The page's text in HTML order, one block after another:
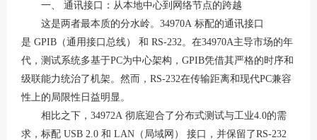
一、
通讯接口：从本地中心到网络节点的跨越
这是两者最本质的分水岭。 34970A 标配的通讯接口
是 GPIB（通用接口总线） 和 RS-232。在34970A主导市场的年
代，测试系统多基于PC为中心架构，GPIB凭借其严格的时序和
级联能力统治了机架。然而，RS-232在传输距离和现代PC兼容
性上的局限性日益明显。
相比之下， 34972A 彻底迎合了分布式测试与工业4.0的需
求，标配 USB 2.0 和 LAN（局域网） 接口，并保留了RS-232